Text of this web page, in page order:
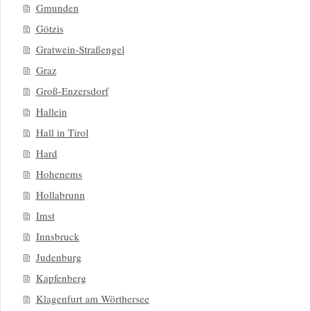
Gmunden
Götzis
Gratwein-Straßengel
Graz
Groß-Enzersdorf
Hallein
Hall in Tirol
Hard
Hohenems
Hollabrunn
Imst
Innsbruck
Judenburg
Kapfenberg
Klagenfurt am Wörthersee